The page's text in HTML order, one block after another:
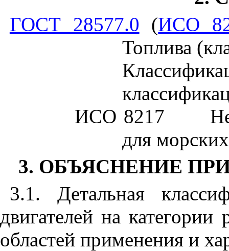
ГОСТ 28577.0 (ИСО
Топлива
ИСО 8217
для
3. ОБЪЯСНЕНИЕ
3.1. Детальная
двигателей на
областей применения и